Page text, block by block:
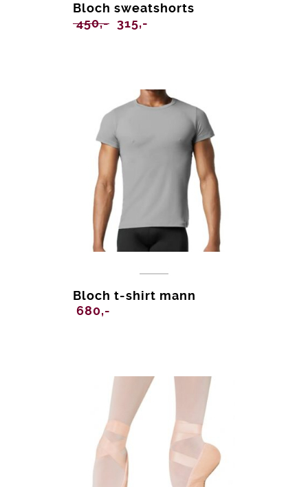
Bloch sweatshorts
450,- Opprinnelig
315,-
Bloch t-shirt mann
680,-